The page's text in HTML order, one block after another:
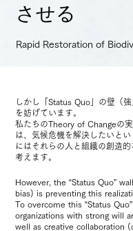
させる
Rapid Restoration of
しかし「Status Quo」の壁（
を妨げています。
私たちのTheory of Changeの
は、気候危機を解決したいと
にはそれらの人と組織の創造
考えます。
However, the “Status Quo”
bias) is preventing this
To overcome this “Status
organizations with strong will
well as creative collaboration